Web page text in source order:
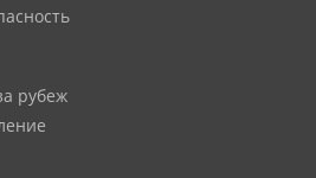
рубеж